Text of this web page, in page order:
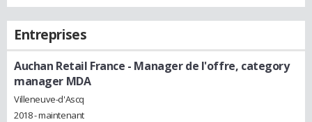
Entreprises
Auchan Retail France - Manager de l'offre, category
manager MDA
Villeneuve-d'Ascq
2018 - maintenant